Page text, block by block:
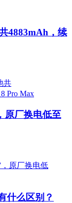
4883mAh，续
原厂换电低至
什么区别？